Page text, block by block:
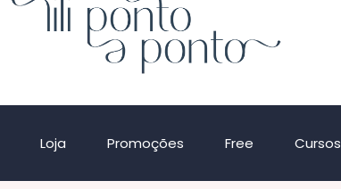
Loja Promoções Free Cursos